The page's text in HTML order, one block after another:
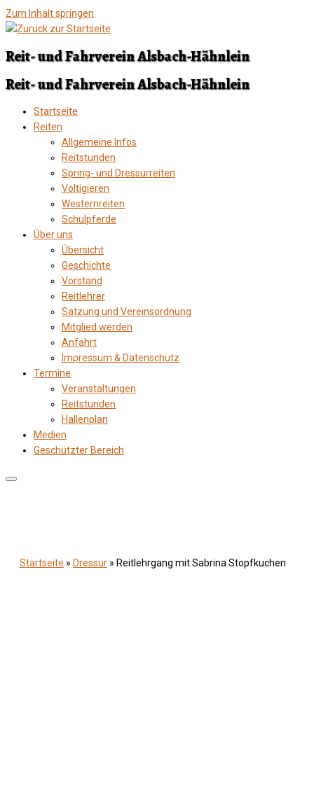
Zum Inhalt springen
Reit- und Fahrverein Alsbach-Hähnlein
Reit- und Fahrverein Alsbach-Hähnlein
Startseite
Reiten
Allgemeine Infos
Reitstunden
Spring- und Dressurreiten
Voltigieren
Westernreiten
Schulpferde
Über uns
Übersicht
Geschichte
Vorstand
Reitlehrer
Satzung und Vereinsordnung
Mitglied werden
Anfahrt
Impressum & Datenschutz
Termine
Veranstaltungen
Reitstunden
Hallenplan
Medien
Geschützter Bereich
Startseite » Dressur » Reitlehrgang mit Sabrina Stopfkuchen